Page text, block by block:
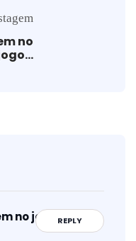
no
REPLY
no jogo... -